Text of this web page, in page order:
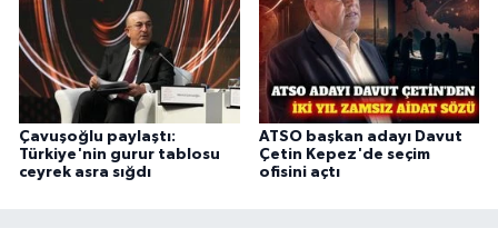
Çavuşoğlu paylaştı:
Türkiye'nin gurur tablosu
ceyrek asra sığdı
ATSO başkan adayı Davut
Çetin Kepez'de seçim
ofisini açtı